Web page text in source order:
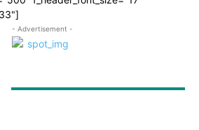
- Advertisement -